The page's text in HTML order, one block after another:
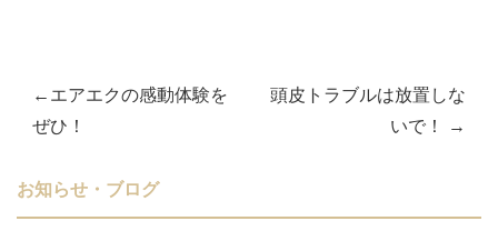
投
稿
ナ
エアエクの感動体験を
ぜひ！
頭皮トラブルは放置しな
いで！
お知らせ・ブログ